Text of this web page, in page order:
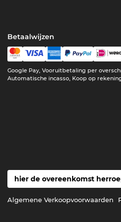
Betaalwijzen
Google Pay, Vooruitbetaling per
Automatische incasso, Koop op
hier de overeenkomst
Algemene Verkoopvoorwaarden